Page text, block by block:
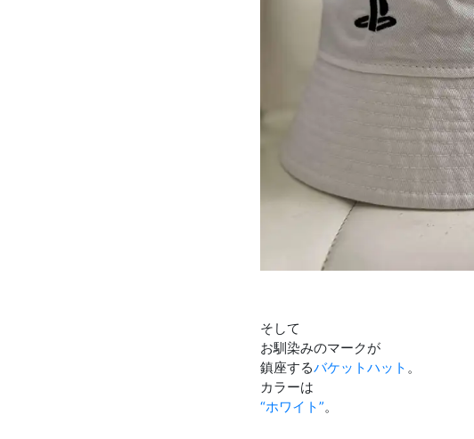
そして
お馴染みのマークが
鎮座するバケットハット 。
カラーは
“ホワイト”。